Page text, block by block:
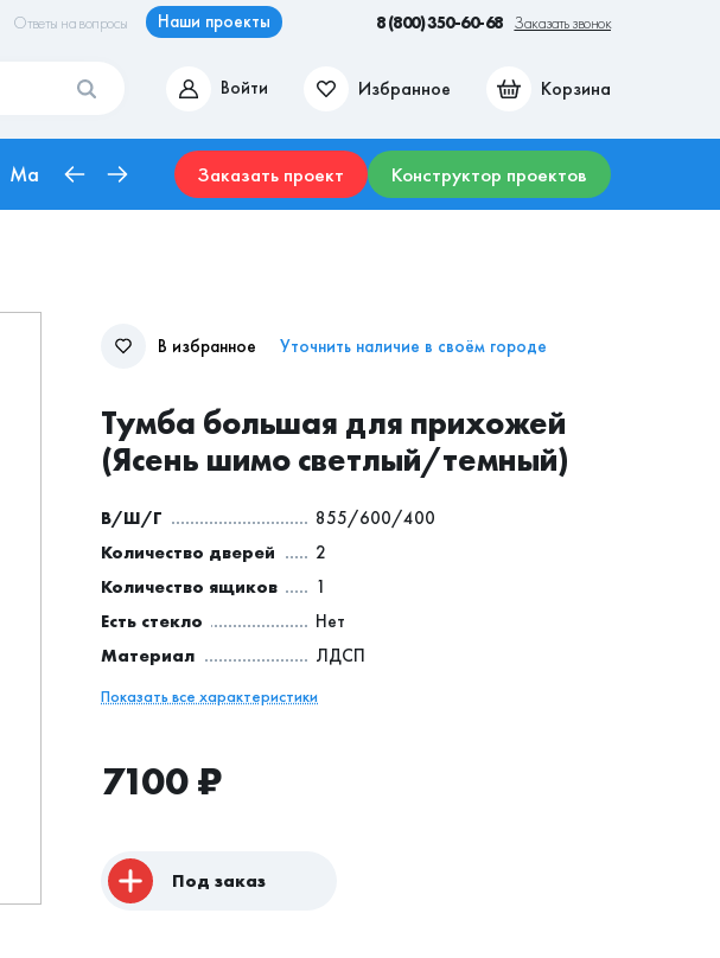
Ответы на вопросы Наши проекты 8 (800) 350-60-68 Заказать звонок
Войти Избранное Корзина
Матрасы Рабочие места Гостиные Прихожие Столы
Заказать проект Конструктор проектов
В избранное Уточнить наличие в своём городе
Тумба большая для прихожей
(Ясень шимо светлый/темный)
В/Ш/Г
855/600/400
Количество дверей
2
Количество ящиков
1
Есть стекло
Нет
Материал
ЛДСП
Показать все характеристики
7100₽
Под заказ